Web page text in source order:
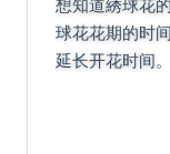
想知道綉球花
球花花期的时
延长开花时间